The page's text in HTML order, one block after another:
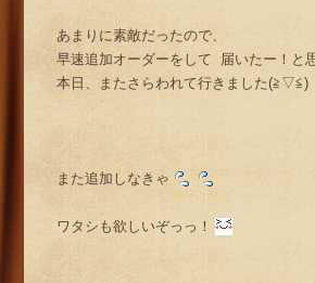
あまりに素敵だったので、
早速追加オーダーをして 届いたー！と
本日、またさらわれて行きました(≧▽≦)
また追加しなきゃ
ワタシも欲しいぞっっ！